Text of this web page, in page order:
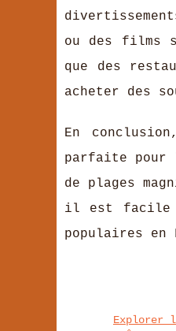
ou des films
que des
acheter des
En
parfaite pour
de plages
il est facile
populaires en
Explorer